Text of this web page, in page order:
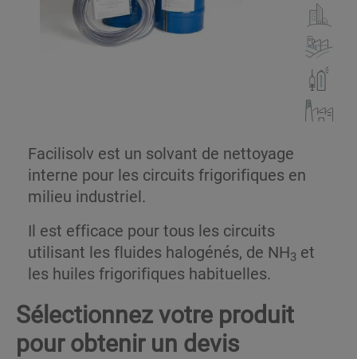
Facilisolv est un solvant de nettoyage
interne pour les circuits frigorifiques en
milieu industriel.
Il est efficace pour tous les circuits
utilisant les fluides halogénés, de NH3 et
les huiles frigorifiques habituelles.
Sélectionnez votre produit
pour obtenir un devis